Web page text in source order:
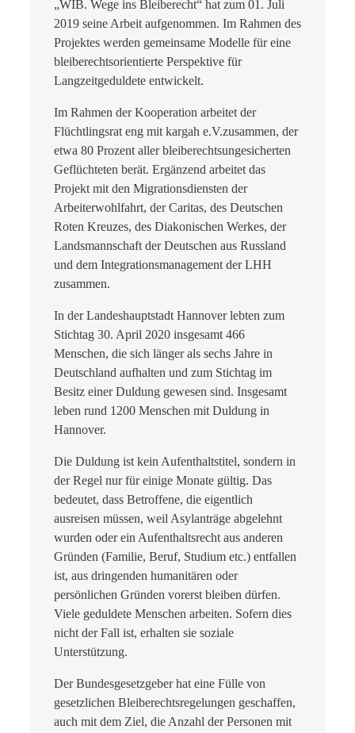
„WIB. Wege ins Bleiberecht“ hat zum 01. Juli
2019 seine Arbeit aufgenommen. Im Rahmen des
Projektes werden gemeinsame Modelle für eine
bleiberechtsorientierte Perspektive für
Langzeitgeduldete entwickelt.
Im Rahmen der Kooperation arbeitet der
Flüchtlingsrat eng mit kargah e.V.zusammen, der
etwa 80 Prozent aller bleiberechtsungesicherten
Geflüchteten berät. Ergänzend arbeitet das
Projekt mit den Migrationsdiensten der
Arbeiterwohlfahrt, der Caritas, des Deutschen
Roten Kreuzes, des Diakonischen Werkes, der
Landsmannschaft der Deutschen aus Russland
und dem Integrationsmanagement der LHH
zusammen.
In der Landeshauptstadt Hannover lebten zum
Stichtag 30. April 2020 insgesamt 466
Menschen, die sich länger als sechs Jahre in
Deutschland aufhalten und zum Stichtag im
Besitz einer Duldung gewesen sind. Insgesamt
leben rund 1200 Menschen mit Duldung in
Hannover.
Die Duldung ist kein Aufenthaltstitel, sondern in
der Regel nur für einige Monate gültig. Das
bedeutet, dass Betroffene, die eigentlich
ausreisen müssen, weil Asylanträge abgelehnt
wurden oder ein Aufenthaltsrecht aus anderen
Gründen (Familie, Beruf, Studium etc.) entfallen
ist, aus dringenden humanitären oder
persönlichen Gründen vorerst bleiben dürfen.
Viele geduldete Menschen arbeiten. Sofern dies
nicht der Fall ist, erhalten sie soziale
Unterstützung.
Der Bundesgesetzgeber hat eine Fülle von
gesetzlichen Bleiberechtsregelungen geschaffen,
auch mit dem Ziel, die Anzahl der Personen mit